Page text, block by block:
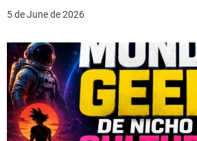
5 de June de 2026